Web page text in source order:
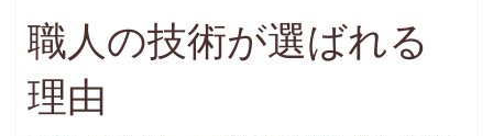
職人の技術が選ばれる
理由